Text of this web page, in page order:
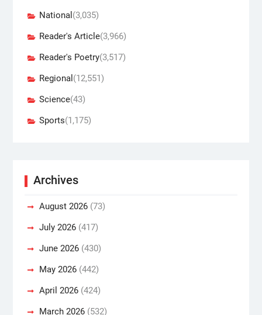
National (3,035)
Reader's Article(3,966)
Reader's Poetry(3,517)
Regional (12,551)
Science(43)
Sports(1,175)
Archives
August 2026(73)
July 2026(417)
June 2026(430)
May 2026(442)
April 2026(424)
March 2026(532)